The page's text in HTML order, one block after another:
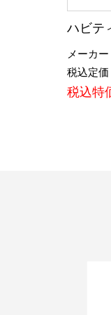
ハビテ
メーカ
税込定価
税込特